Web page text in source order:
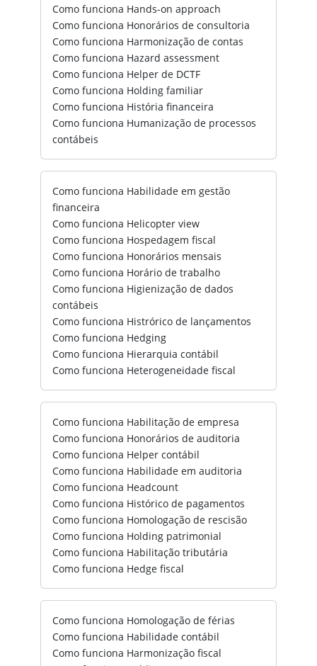
Como funciona Hands-on approach
Como funciona Honorários de consultoria
Como funciona Harmonização de contas
Como funciona Hazard assessment
Como funciona Helper de DCTF
Como funciona Holding familiar
Como funciona História financeira
Como funciona Humanização de processos
contábeis
Como funciona Habilidade em gestão
financeira
Como funciona Helicopter view
Como funciona Hospedagem fiscal
Como funciona Honorários mensais
Como funciona Horário de trabalho
Como funciona Higienização de dados
contábeis
Como funciona Histrórico de lançamentos
Como funciona Hedging
Como funciona Hierarquia contábil
Como funciona Heterogeneidade fiscal
Como funciona Habilitação de empresa
Como funciona Honorários de auditoria
Como funciona Helper contábil
Como funciona Habilidade em auditoria
Como funciona Headcount
Como funciona Histórico de pagamentos
Como funciona Homologação de rescisão
Como funciona Holding patrimonial
Como funciona Habilitação tributária
Como funciona Hedge fiscal
Como funciona Homologação de férias
Como funciona Habilidade contábil
Como funciona Harmonização fiscal